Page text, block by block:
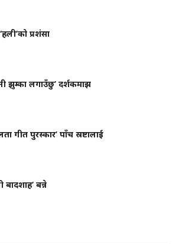
प्रशंसा
झुम्का लगाउँछु’ दर्शकमाझ
गीत पुरस्कार’ पाँच स्रष्टालाई
बादशाह’ बन्ने